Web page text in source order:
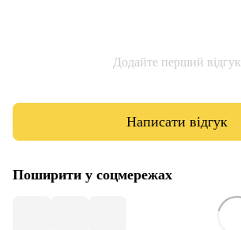
Додайте перший відгук
Написати відгук
Поширити у соцмережах